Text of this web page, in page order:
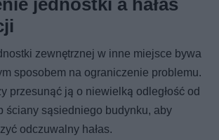
zewnętrznej w inne miejsce bywa
sposobem na ograniczenie problemu.
przesunąć ją o niewielką odległość od
ściany sąsiedniego budynku, aby
odczuwalny hałas.